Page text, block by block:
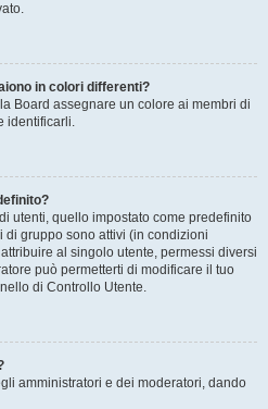
in colori differenti?
Board assegnare un colore ai membri di
identificarli.
utenti, quello impostato come predefinito
gruppo sono attivi (in condizioni
al singolo utente, permessi diversi
può permetterti di modificare il tuo
di Controllo Utente.
amministratori e dei moderatori, dando